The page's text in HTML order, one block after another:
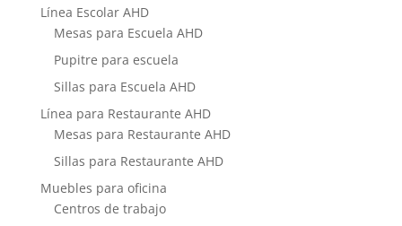
Línea Escolar AHD
Mesas para Escuela AHD
Pupitre para escuela
Sillas para Escuela AHD
Línea para Restaurante AHD
Mesas para Restaurante AHD
Sillas para Restaurante AHD
Muebles para oficina
Centros de trabajo